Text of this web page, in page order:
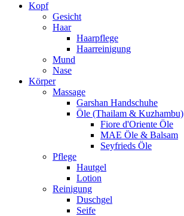
Kopf
Gesicht
Haar
Haarpflege
Haarreinigung
Mund
Nase
Körper
Massage
Garshan Handschuhe
Öle (Thailam & Kuzhambu)
Fiore d'Oriente Öle
MAE Öle & Balsam
Seyfrieds Öle
Pflege
Hautgel
Lotion
Reinigung
Duschgel
Seife